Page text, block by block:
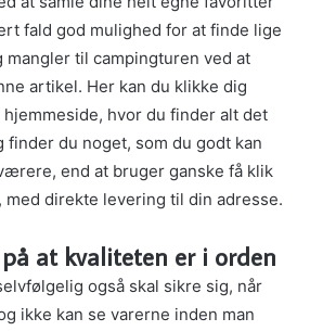
fald god mulighed for at finde lige
mangler til campingturen ved at
artikel. Her kan du klikke dig
hvor du finder alt det
finder du noget, som du godt kan
end at bruger ganske få klik
med direkte levering til din adresse.
at kvaliteten er i orden
også skal sikre sig, når
ikke kan se varerne inden man